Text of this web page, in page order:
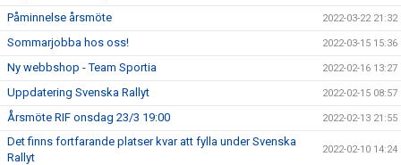
Påminnelse årsmöte 2022-03-22 21:32
Sommarjobba hos oss! 2022-03-15 15:36
Ny webbshop - Team Sportia 2022-02-16 13:27
Uppdatering Svenska Rallyt 2022-02-15 08:57
Årsmöte RIF onsdag 23/3 19:00 2022-02-13 21:55
Det finns fortfarande platser kvar att fylla under Svenska
Rallyt
2022-02-10 14:24